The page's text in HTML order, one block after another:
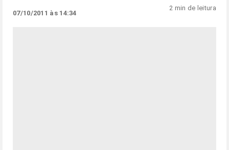
07/10/2011 às 14:34
2 min de leitura